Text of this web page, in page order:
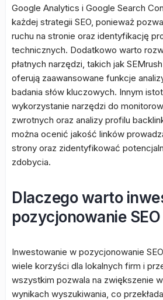
Google Analytics i Google Search
każdej strategii SEO, ponieważ
ruchu na stronie oraz identyfikację
technicznych. Dodatkowo warto
płatnych narzędzi, takich jak
oferują zaawansowane funkcje
badania słów kluczowych. Innym
wykorzystanie narzędzi do
zwrotnych oraz analizy profilu
można ocenić jakość linków
strony oraz zidentyfikować
zdobycia.
Dlaczego warto
pozycjonowanie
Inwestowanie w pozycjonowanie
wiele korzyści dla lokalnych firm i
wszystkim pozwala na zwiększenie
wynikach wyszukiwania, co